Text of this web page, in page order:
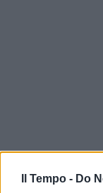
Il Tempo - Do